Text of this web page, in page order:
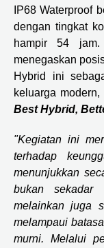
IP68 Waterproof
dengan tingkat
hampir 54
menegaskan
Hybrid ini
keluarga
Best Hybrid,
"Kegiatan ini
terhadap
menunjukkan
bukan sekadar
melainkan juga
melampaui
murni. Melalui